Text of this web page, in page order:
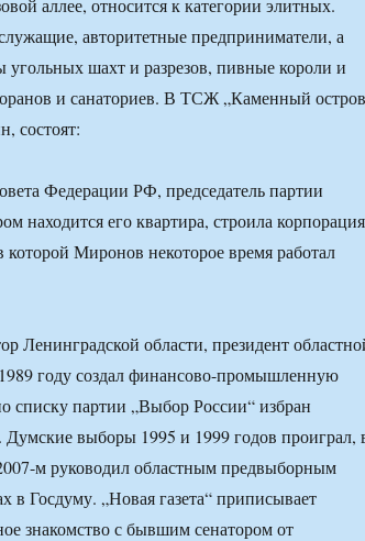
аллее, относится к категории элитных.
авторитетные предприниматели, а
шахт и разрезов, пивные короли и
и санаториев. В ТСЖ „Каменный
состоят:
Федерации РФ, председатель партии
находится его квартира, строила корпорация
Миронов некоторое время работал
Ленинградской области, президент
году создал финансово-промышленную
списку партии „Выбор России“ избран
Думские выборы 1995 и 1999 годов проиграл,
м руководил областным предвыборным
Госдуму. „Новая газета“ приписывает
знакомство с бывшим сенатором от